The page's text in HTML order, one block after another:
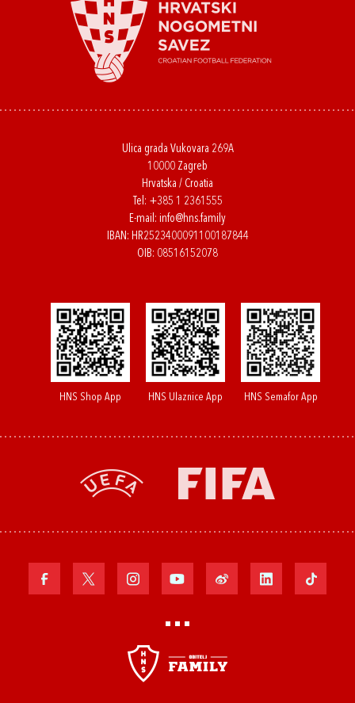
Ulica grada Vukovara 269A
10000 Zagreb
Hrvatska / Croatia
Tel: +385 1 2361555
E-mail: info@hns.family
IBAN: HR2523400091100187844
OIB: 08516152078
HNS Shop App HNS Ulaznice App HNS Semafor App